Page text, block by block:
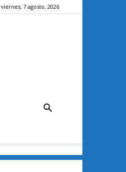
viernes, 7 agosto, 2026